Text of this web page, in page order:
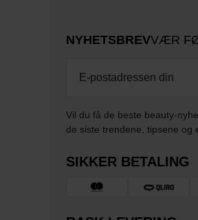
NYHETSBREVVÆR
Vil du få de beste beauty-
de siste trendene, tipsene og
SIKKER BETALING